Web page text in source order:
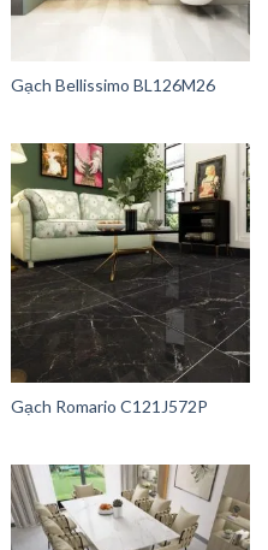
Gạch Bellissimo BL126M26
Gạch Romario C121J572P